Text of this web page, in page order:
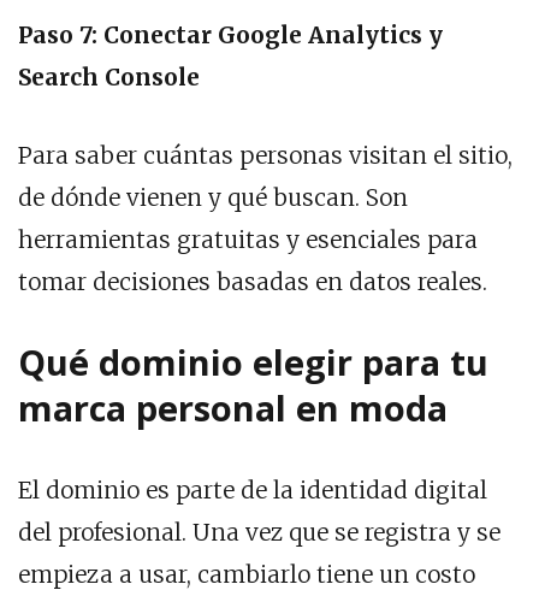
Paso 7: Conectar Google Analytics y
Search Console
Para saber cuántas personas visitan el sitio,
de dónde vienen y qué buscan. Son
herramientas gratuitas y esenciales para
tomar decisiones basadas en datos reales.
Qué dominio elegir para tu
marca personal en moda
El dominio es parte de la identidad digital
del profesional. Una vez que se registra y se
empieza a usar, cambiarlo tiene un costo